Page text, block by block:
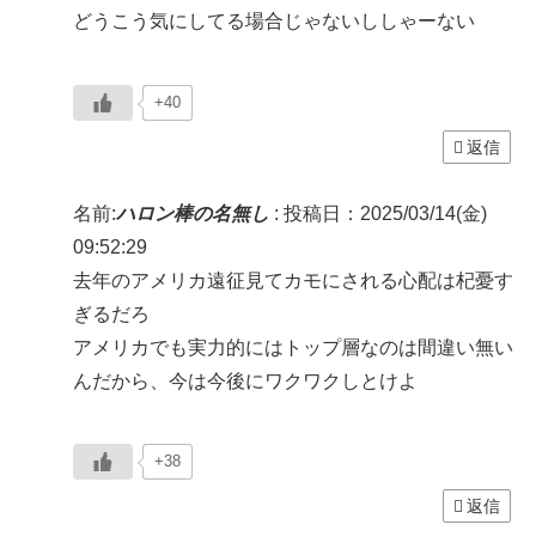
どうこう気にしてる場合じゃないししゃーない
+40
返信
名前:ハロン棒の名無し : 投稿日：2025/03/14(金)
09:52:29
去年のアメリカ遠征見てカモにされる心配は杞憂す
ぎるだろ
アメリカでも実力的にはトップ層なのは間違い無い
んだから、今は今後にワクワクしとけよ
+38
返信